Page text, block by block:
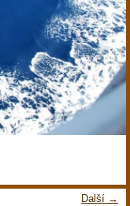
Další →